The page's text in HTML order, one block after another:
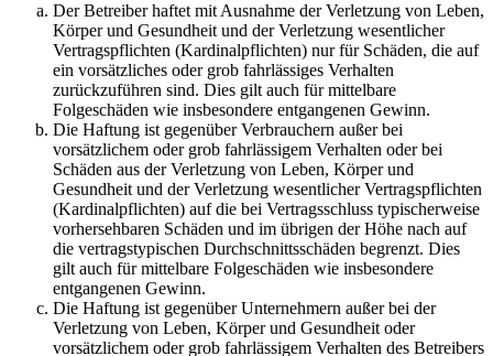
Der Betreiber haftet mit Ausnahme der Verletzung von Leben,
Körper und Gesundheit und der Verletzung wesentlicher
Vertragspflichten (Kardinalpflichten) nur für Schäden, die auf
ein vorsätzliches oder grob fahrlässiges Verhalten
zurückzuführen sind. Dies gilt auch für mittelbare
Folgeschäden wie insbesondere entgangenen Gewinn.
Die Haftung ist gegenüber Verbrauchern außer bei
vorsätzlichem oder grob fahrlässigem Verhalten oder bei
Schäden aus der Verletzung von Leben, Körper und
Gesundheit und der Verletzung wesentlicher Vertragspflichten
(Kardinalpflichten) auf die bei Vertragsschluss typischerweise
vorhersehbaren Schäden und im übrigen der Höhe nach auf
die vertragstypischen Durchschnittsschäden begrenzt. Dies
gilt auch für mittelbare Folgeschäden wie insbesondere
entgangenen Gewinn.
Die Haftung ist gegenüber Unternehmern außer bei der
Verletzung von Leben, Körper und Gesundheit oder
vorsätzlichem oder grob fahrlässigem Verhalten des Betreibers